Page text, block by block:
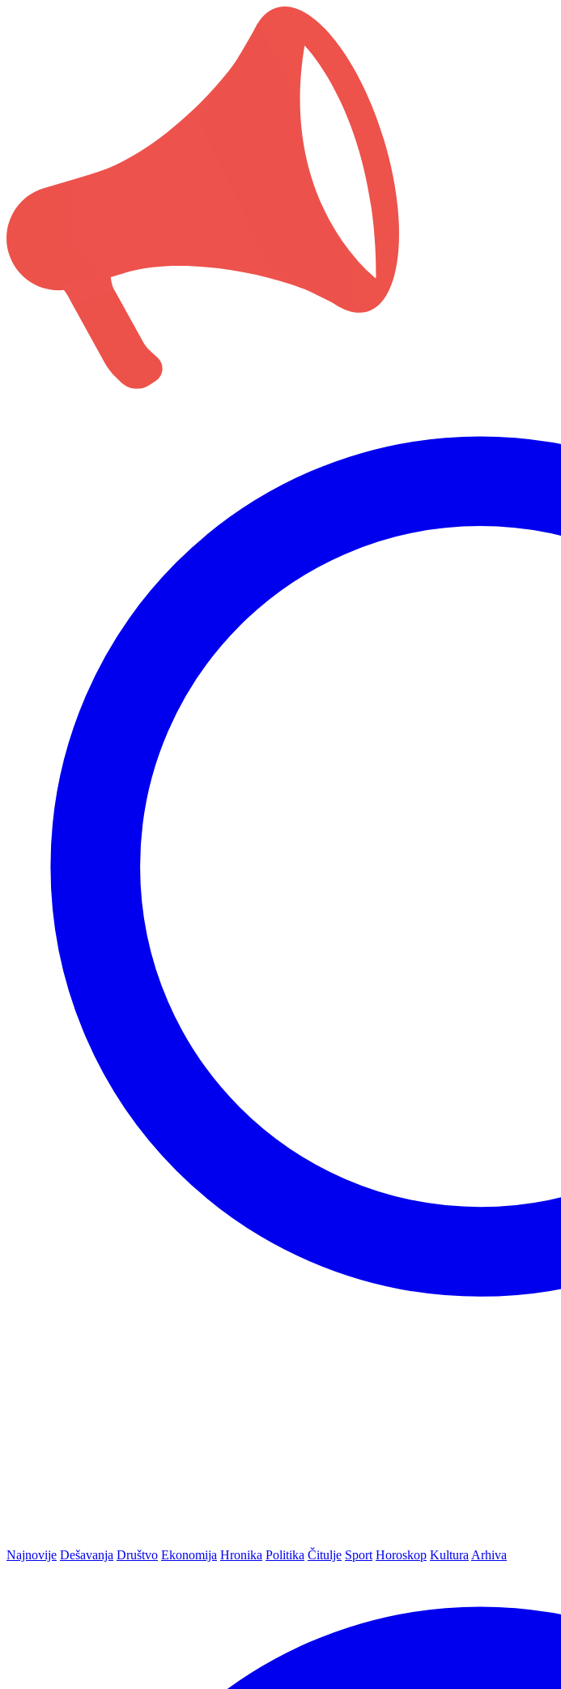
Najnovije Dešavanja Društvo Ekonomija Hronika Politika Čitulje Sport Horoskop Kultura Arhiva